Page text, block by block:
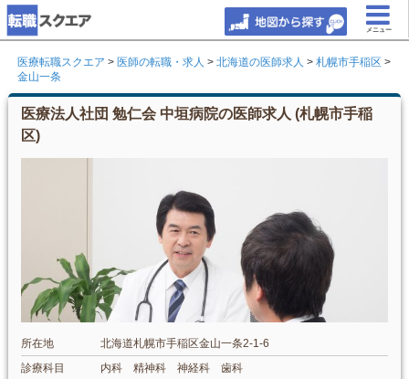
メニュー
医療転職スクエア > 医師の転職・求人 > 北海道の医師求人 > 札幌市手稲区 >
金山一条
医療法人社団 勉仁会 中垣病院の医師求人 (札幌市手稲
区)
所在地
北海道札幌市手稲区金山一条2-1-6
診療科目
内科 精神科 神経科 歯科